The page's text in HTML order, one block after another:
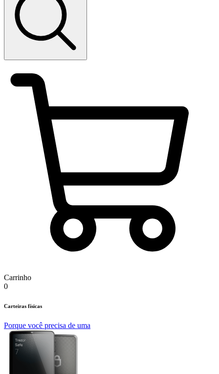
Carrinho
0
Carteiras físicas
Porque você precisa de uma